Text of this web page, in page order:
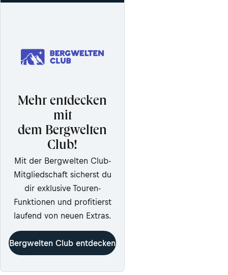
Mehr entdecken
mit
dem Bergwelten
Club!
Mit der Bergwelten Club-
Mitgliedschaft sicherst du
dir exklusive Touren-
Funktionen und profitierst
laufend von neuen Extras.
Bergwelten Club entdecken